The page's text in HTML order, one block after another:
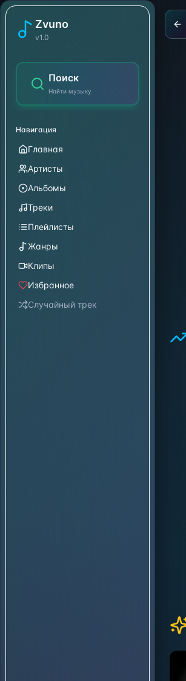
Zvuno
v1.0
Поиск
Найти музыку
Навигация
Главная
Артисты
Альбомы
Треки
Плейлисты
Жанры
Клипы
Избранное
Случайный трек
Tinie